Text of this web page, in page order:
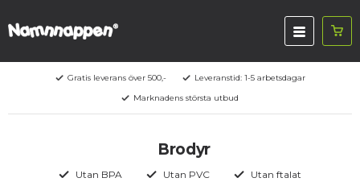
Gratis leverans över 500,-
Leveranstid: 1-5 arbetsdagar
Marknadens största utbud
Brodyr
Utan BPA Utan PVC Utan ftalat